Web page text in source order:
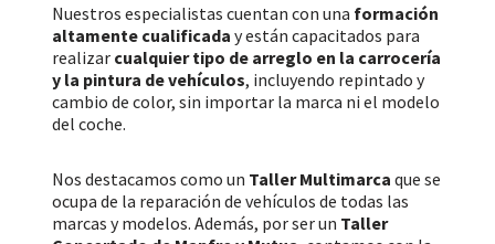
Nuestros especialistas cuentan con una formación
altamente cualificada y están capacitados para
realizar cualquier tipo de arreglo en la carrocería
y la pintura de vehículos, incluyendo repintado y
cambio de color, sin importar la marca ni el modelo
del coche.
Nos destacamos como un Taller Multimarca que se
ocupa de la reparación de vehículos de todas las
marcas y modelos. Además, por ser un Taller